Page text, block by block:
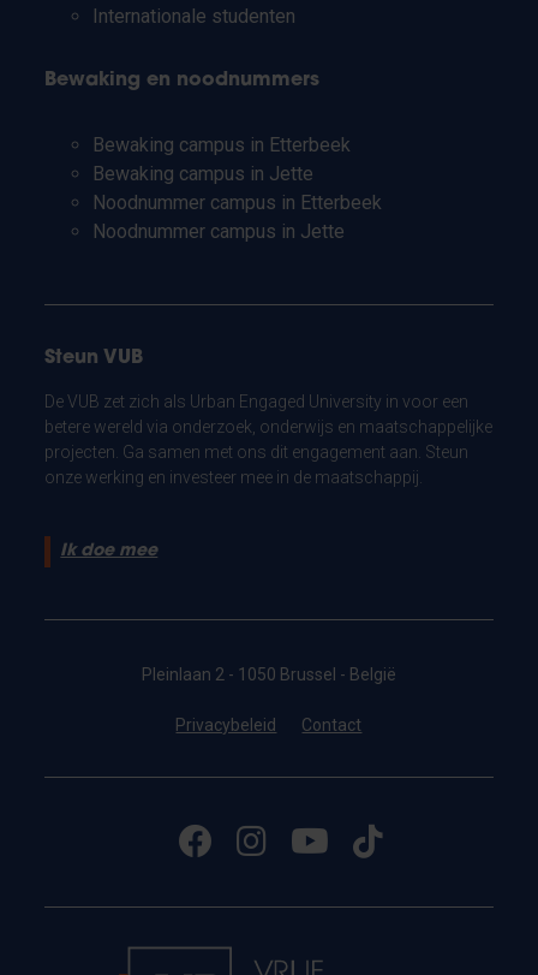
Internationale studenten
Bewaking en noodnummers
Bewaking campus in Etterbeek
Bewaking campus in Jette
Noodnummer campus in Etterbeek
Noodnummer campus in Jette
Steun VUB
De VUB zet zich als Urban Engaged University in voor een
betere wereld via onderzoek, onderwijs en maatschappelijke
projecten. Ga samen met ons dit engagement aan. Steun
onze werking en investeer mee in de maatschappij.
Ik doe mee
Pleinlaan 2 - 1050 Brussel - België
Privacybeleid Contact